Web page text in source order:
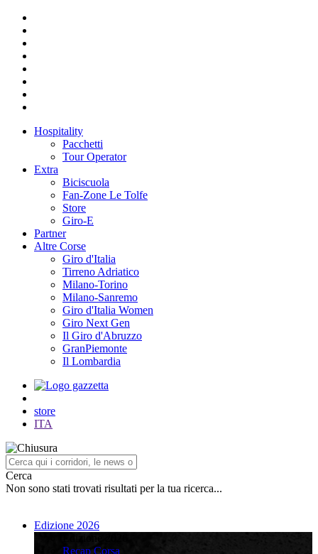
Hospitality
Pacchetti
Tour Operator
Extra
Biciscuola
Fan-Zone Le Tolfe
Store
Giro-E
Partner
Altre Corse
Giro d'Italia
Tirreno Adriatico
Milano-Torino
Milano-Sanremo
Giro d'Italia Women
Giro Next Gen
Il Giro d'Abruzzo
GranPiemonte
Il Lombardia
store
ITA
Cerca
Non sono stati trovati risultati per la tua ricerca...
Edizione 2026
Recap Corsa